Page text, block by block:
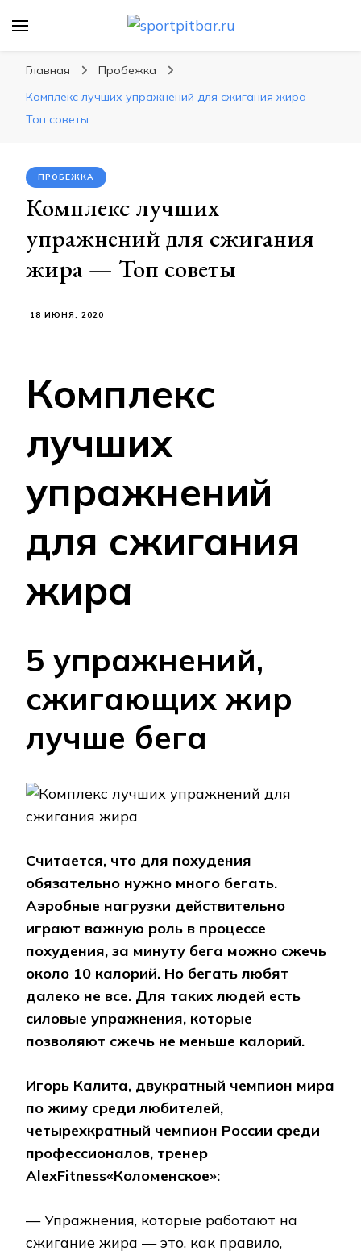
спортивных упражнения, правильные
диеты, программы тренировок
Главная
Пробежка
Комплекс лучших упражнений для сжигания жира —
Топ советы
ПРОБЕЖКА
Комплекс лучших
упражнений для сжигания
жира — Топ советы
18 ИЮНЯ, 2020
Комплекс
лучших
упражнений
для сжигания
жира
5 упражнений,
сжигающих жир
лучше бега
Считается, что для похудения
обязательно нужно много бегать.
Аэробные нагрузки действительно
играют важную роль в процессе
похудения, за минуту бега можно сжечь
около 10 калорий. Но бегать любят
далеко не все. Для таких людей есть
силовые упражнения, которые
позволяют сжечь не меньше калорий.
Игорь Калита, двукратный чемпион мира
по жиму среди любителей,
четырехкратный чемпион России среди
профессионалов, тренер
AlexFitness«Коломенское»:
— Упражнения, которые работают на
сжигание жира — это, как правило,